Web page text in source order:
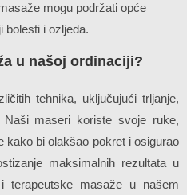
mogu podržati opće
bolesti i ozljeda.
u našoj ordinaciji?
tehnika, uključujući trljanje,
maseri koriste svoje ruke,
kako bi olakšao pokret i osigurao
maksimalnih rezultata u
i terapeutske masaže u našem